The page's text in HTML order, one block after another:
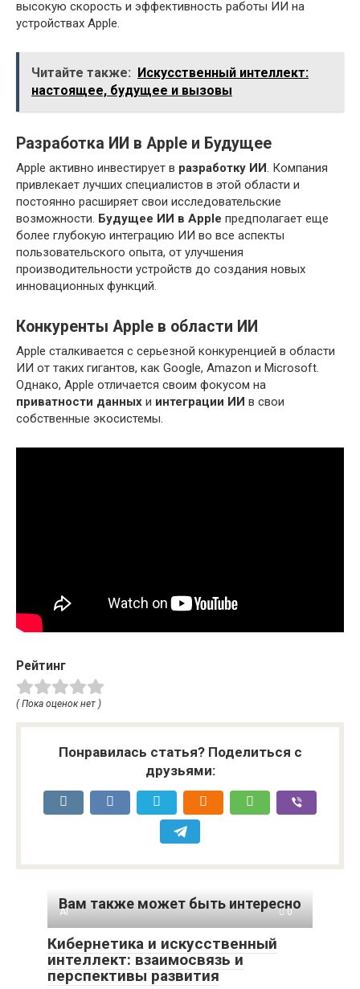
высокую скорость и эффективность работы ИИ на
устройствах Apple.
Читайте также: Искусственный интеллект:
настоящее, будущее и вызовы
Разработка ИИ в Apple и Будущее
Apple активно инвестирует в разработку ИИ. Компания
привлекает лучших специалистов в этой области и
постоянно расширяет свои исследовательские
возможности. Будущее ИИ в Apple предполагает еще
более глубокую интеграцию ИИ во все аспекты
пользовательского опыта, от улучшения
производительности устройств до создания новых
инновационных функций.
Конкуренты Apple в области ИИ
Apple сталкивается с серьезной конкуренцией в области
ИИ от таких гигантов, как Google, Amazon и Microsoft.
Однако, Apple отличается своим фокусом на
приватности данных и интеграции ИИ в свои
собственные экосистемы.
Рейтинг
( Пока оценок нет )
Понравилась статья? Поделиться с
друзьями:
Вам также может быть интересно
AI 0
Кибернетика и искусственный
интеллект: взаимосвязь и
перспективы развития